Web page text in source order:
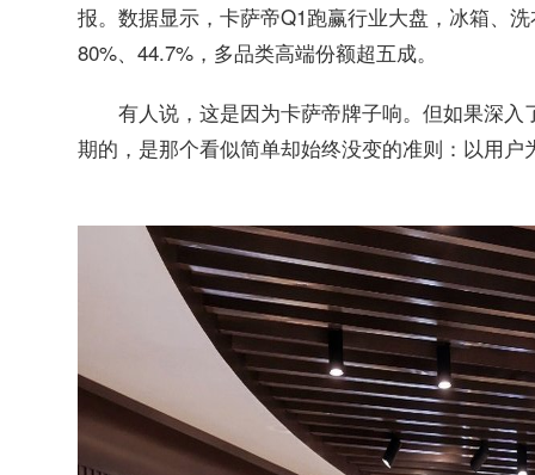
报。数据显示，卡萨帝Q1跑赢行业大盘，冰箱、
80%、44.7%，多品类高端份额超五成。
有人说，这是因为卡萨帝牌子响。但如果深
期的，是那个看似简单却始终没变的准则：以用户